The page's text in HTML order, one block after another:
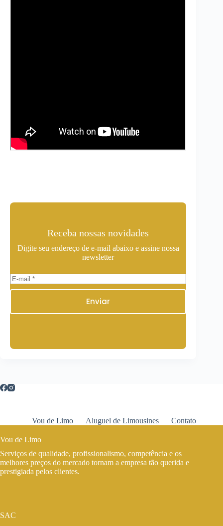
Receba nossas novidades
Digite seu endereço de e-mail abaixo e assine nossa
newsletter
Enviar
Vou de Limo Aluguel de Limousines Contato
Vou de Limo
Serviços de qualidade, profissionalismo, competência e os
melhores preços do mercado tornam a empresa tão querida e
prestigiada pelos clientes.
SAC